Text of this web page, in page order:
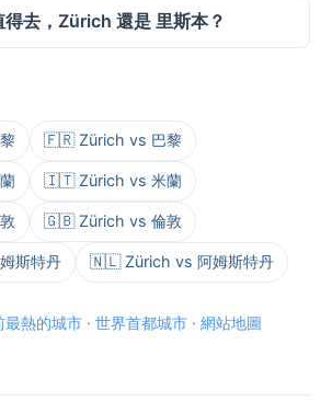
去，Zürich 還是 里斯本？
🇫🇷 Zürich vs 巴黎
🇮🇹 Zürich vs 米蘭
🇬🇧 Zürich vs 倫敦
斯特丹 🇳🇱 Zürich vs 阿姆斯特丹
最熱的城市 · 世界首都城市 · 網站地圖